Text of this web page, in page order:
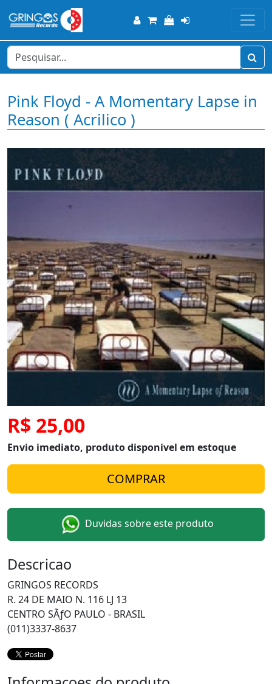
Pink Floyd - A Momentary Lapse in
Reason ( Acrilico )
R$ 25,00
Envio imediato, produto disponivel em estoque
Duvidas sobre este produto
Descricao
GRINGOS RECORDS
R. 24 DE MAIO N. 116 LJ 13
CENTRO SÃƒO PAULO - BRASIL
(011)3337-8637